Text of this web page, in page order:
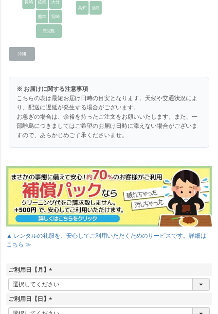
徳島
高知
佐賀 大分
熊本
長崎
宮崎
鹿児島
沖縄
※ お届けに関する注意事項
こちらの表は最短お届け日時の目安となります。天候や交通状況によ
り、配送に遅延が発生する場合がございます。
お急ぎの場合は、余裕を持ったご注文をお願いいたします。また、一
部離島につきましてはご希望のお届け日時に添えない場合がございま
すので、あらかじめご了承くださいませ。
▲ レンタルの礼服を、安心してご利用いただくためのサービスです。詳細は
こちら ≫
ご利用日【月】
(
必
須
)
ご利用日【日】
(